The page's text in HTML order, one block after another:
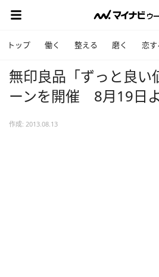
トップ 働く 整える 磨く 恋す
無印良品「ずっと良い
ーンを開催 8月19日
作成: 2013.08.13